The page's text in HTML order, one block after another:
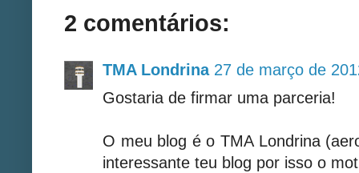
2 comentários:
TMA Londrina 27 de março de
Gostaria de firmar uma parceria!
O meu blog é o TMA Londrina
interessante teu blog por isso o